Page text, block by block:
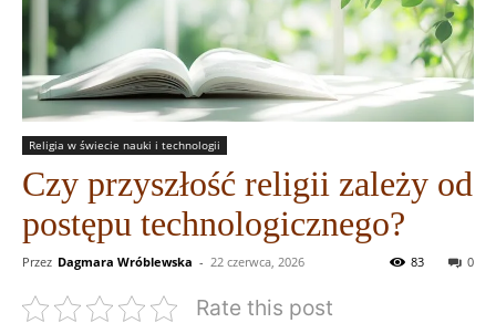
Religia w świecie nauki i technologii
Czy przyszłość religii zależy od
postępu technologicznego?
Przez Dagmara Wróblewska - 22 czerwca, 2026 0
83
Rate this post